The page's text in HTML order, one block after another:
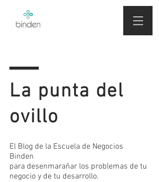
La punta del
ovillo
El Blog de la Escuela de Negocios
Binden
para desenmarañar los problemas de tu
negocio y de tu desarrollo.